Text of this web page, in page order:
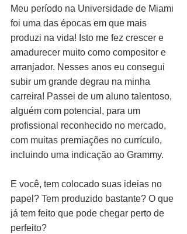
Meu período na Universidade de Miami
foi uma das épocas em que mais
produzi na vida! Isto me fez crescer e
amadurecer muito como compositor e
arranjador. Nesses anos eu consegui
subir um grande degrau na minha
carreira! Passei de um aluno talentoso,
alguém com potencial, para um
profissional reconhecido no mercado,
com muitas premiações no currículo,
incluindo uma indicação ao Grammy.
E você, tem colocado suas ideias no
papel? Tem produzido bastante? O que
já tem feito que pode chegar perto de
perfeito?